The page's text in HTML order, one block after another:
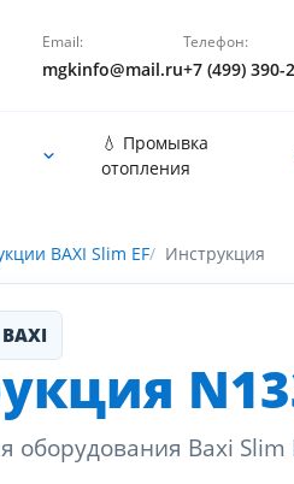
Email:
mgkinfo@mail.ru
Телефон:
+7 (499) 390-
💧 Промывка
отопления
BAXI Slim EF Инструкция
BAXI
оборудования Baxi